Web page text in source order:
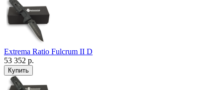
Extrema Ratio Fulcrum II D
53 352 р.